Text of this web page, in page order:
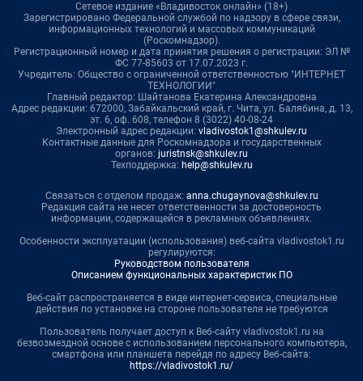
Сетевое издание «Владивосток онлайн» (18+)
Зарегистрировано Федеральной службой по надзору в сфере связи,
информационных технологий и массовых коммуникаций
(Роскомнадзор).
Регистрационный номер и дата принятия решения о регистрации: ЭЛ №
ФС 77-85603 от 17.07.2023 г.
Учредитель: Общество с ограниченной ответственностью "ИНТЕРНЕТ
ТЕХНОЛОГИИ"
Главный редактор: Шайтанова Екатерина Александровна
Адрес редакции: 672000, Забайкальский край, г. Чита, ул. Балябина, д. 13,
эт. 6, оф. 608, телефон 8 (3022) 40-08-24
Электронный адрес редакции: vladivostok1@shkulev.ru
Контактные данные для Роскомнадзора и государственных
органов: juristnsk@shkulev.ru
Техподдержка: help@shkulev.ru
Связаться с отделом продаж: anna.chugaynova@shkulev.ru
Редакция сайта не несет ответственности за достоверность
информации, содержащейся в рекламных объявлениях.
Особенности эксплуатации (использования) веб-сайта vladivostok1.ru
регулируются:
Руководством пользователя
Описанием функциональных характеристик ПО
Веб-сайт распространяется в виде интернет-сервиса, специальные
действия по установке на стороне пользователя не требуются
Пользователь получает доступ к Веб-сайту vladivostok1.ru на
безвозмездной основе с использованием персонального компьютера,
смартфона или планшета перейдя по адресу Веб-сайта:
https://vladivostok1.ru/